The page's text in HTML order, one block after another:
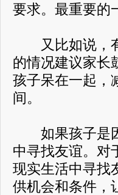
要求。最重要的
又比如说，有
的情况建议家长
孩子呆在一起，
间。
如果孩子是因
中寻找友谊。对
现实生活中寻找
供机会和条件，